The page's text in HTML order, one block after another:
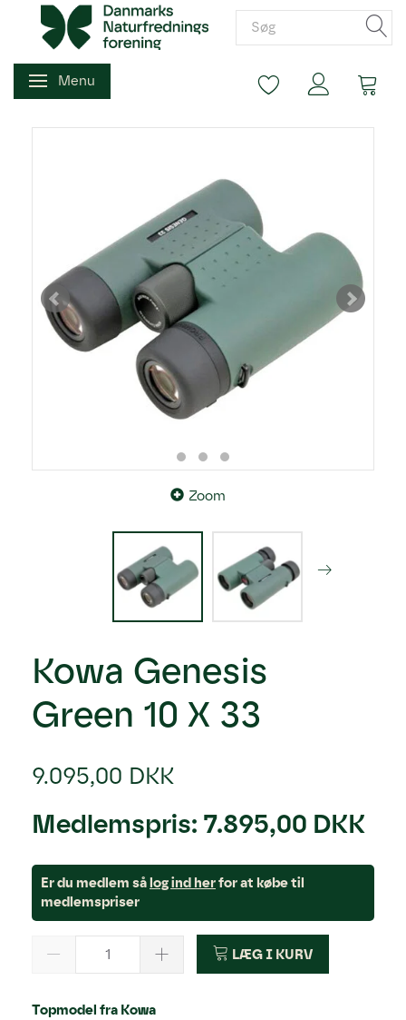
Skifte navigation
Menu
Zoom
Kowa Genesis
Green 10 X 33
9.095,00 DKK
Medlemspris: 7.895,00 DKK
Er du medlem så log ind herfor at købe til
medlemspriser
LÆG I KURV
Topmodel fra Kowa